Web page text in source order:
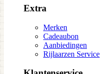
Extra
Merken
Cadeaubon
Aanbiedingen
Rijlaarzen Service